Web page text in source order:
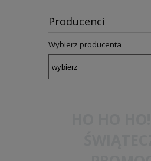
Producenci
Wybierz producenta